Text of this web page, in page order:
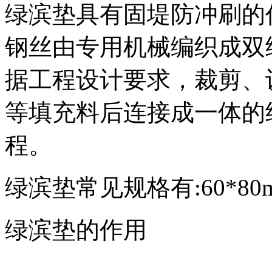
绿滨垫具有固堤防冲刷
钢丝由专用机械编织成
据工程设计要求，裁剪
等填充料后连接成一体
程。
绿滨垫常见规格有
绿滨垫的作用